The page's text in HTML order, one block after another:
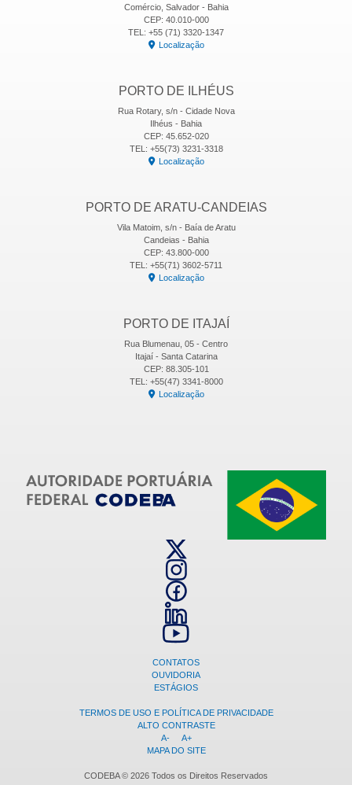
Comércio, Salvador - Bahia
CEP: 40.010-000
TEL: +55 (71) 3320-1347
Localização
PORTO DE ILHÉUS
Rua Rotary, s/n - Cidade Nova
Ilhéus - Bahia
CEP: 45.652-020
TEL: +55(73) 3231-3318
Localização
PORTO DE ARATU-CANDEIAS
Vila Matoim, s/n - Baía de Aratu
Candeias - Bahia
CEP: 43.800-000
TEL: +55(71) 3602-5711
Localização
PORTO DE ITAJAÍ
Rua Blumenau, 05 - Centro
Itajaí - Santa Catarina
CEP: 88.305-101
TEL: +55(47) 3341-8000
Localização
CONTATOS
OUVIDORIA
ESTÁGIOS
TERMOS DE USO E POLÍTICA DE PRIVACIDADE
ALTO CONTRASTE
A-
A+
MAPA DO SITE
CODEBA © 2026 Todos os Direitos Reservados